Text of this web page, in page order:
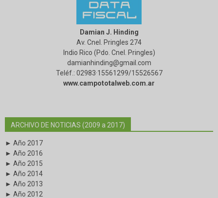
Damian J. Hinding
Av. Cnel. Pringles 274
Indio Rico (Pdo. Cnel. Pringles)
damianhinding@gmail.com
Teléf.: 02983·15561299/15526567
www.campototalweb.com.ar
ARCHIVO DE NOTICIAS (2009 a 2017)
► Año 2017
► Año 2016
► Año 2015
► Año 2014
► Año 2013
► Año 2012